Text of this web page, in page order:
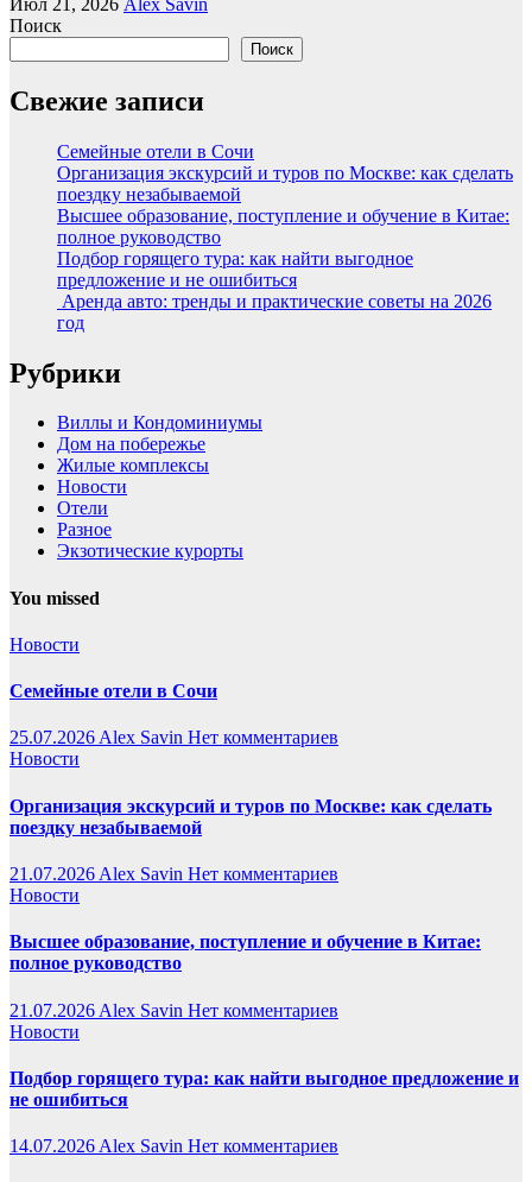
Поиск
Поиск
Свежие записи
Семейные отели в Сочи
Организация экскурсий и туров по Москве: как сделать
поездку незабываемой
Высшее образование, поступление и обучение в Китае:
полное руководство
Подбор горящего тура: как найти выгодное
предложение и не ошибиться
Аренда авто: тренды и практические советы на 2026
год
Рубрики
Виллы и Кондоминиумы
Дом на побережье
Жилые комплексы
Новости
Отели
Разное
Экзотические курорты
You missed
Новости
Семейные отели в Сочи
25.07.2026Alex Savin Нет комментариев
Новости
Организация экскурсий и туров по Москве: как сделать
поездку незабываемой
21.07.2026 Alex Savin Нет комментариев
Новости
Высшее образование, поступление и обучение в Китае:
полное руководство
21.07.2026 Alex Savin Нет комментариев
Новости
Подбор горящего тура: как найти выгодное предложение и
не ошибиться
14.07.2026 Alex Savin Нет комментариев